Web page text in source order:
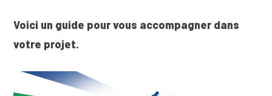
Voici un guide pour vous accompagner dans
votre projet.